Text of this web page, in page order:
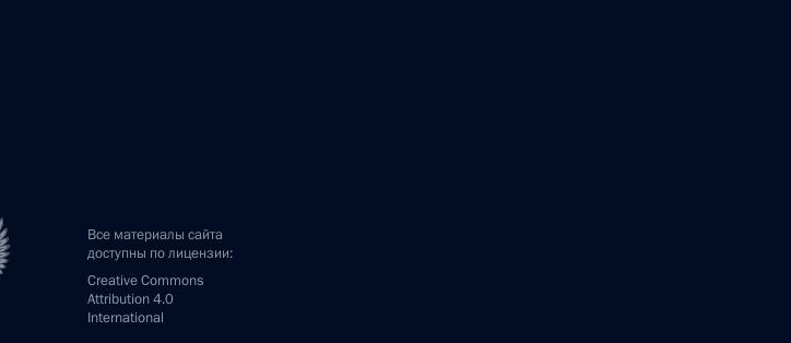
Все материалы сайта
доступны по лицензии:
Creative Commons
Attribution 4.0
International